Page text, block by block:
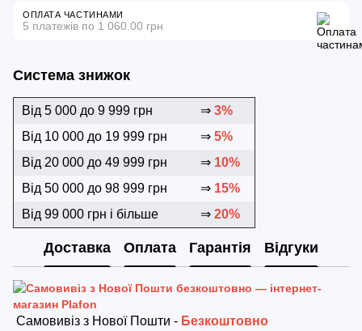
ОПЛАТА ЧАСТИНАМИ
5 платежів по 1 060.00 грн
Система знижок
Від 5 000 до 9 999 грн ⇒ 3%
Від 10 000 до 19 999 грн
⇒ 5%
Від 20 000 до 49 999 грн
⇒ 10%
Від 50 000 до 98 999 грн
⇒ 15%
Від 99 000 грн і більше
⇒ 20%
Доставка Оплата Гарантія Відгуки
Самовивіз з Нової Пошти - Безкоштовно